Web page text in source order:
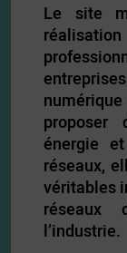
Le site
proposer
énergie
réseaux,
véritables
réseaux
l’industrie.